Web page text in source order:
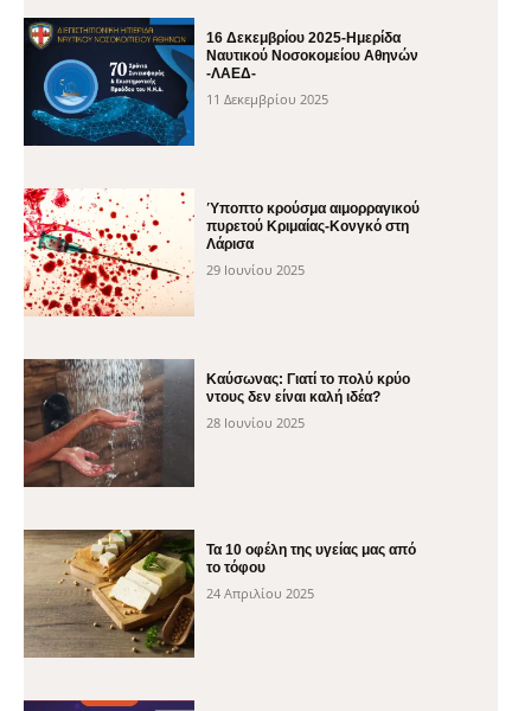
16 Δεκεμβρίου 2025-Ημερίδα
Ναυτικού Νοσοκομείου Αθηνών
-ΛΑΕΔ-
11 Δεκεμβρίου 2025
Ύποπτο κρούσμα αιμορραγικού
πυρετού Κριμαίας-Κονγκό στη
Λάρισα
29 Ιουνίου 2025
Καύσωνας: Γιατί το πολύ κρύο
ντους δεν είναι καλή ιδέα?
28 Ιουνίου 2025
Τα 10 οφέλη της υγείας μας από
το τόφου
24 Απριλίου 2025